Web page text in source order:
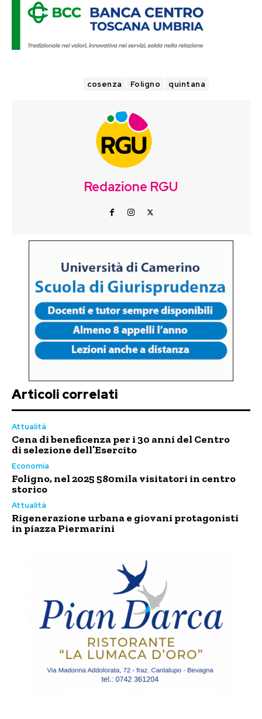
cosenza Foligno quintana
Redazione RGU
Articoli correlati
Attualità
Cena di beneficenza per i 30 anni del Centro
di selezione dell’Esercito
Economia
Foligno, nel 2025 580mila visitatori in centro
storico
Attualità
Rigenerazione urbana e giovani protagonisti
in piazza Piermarini